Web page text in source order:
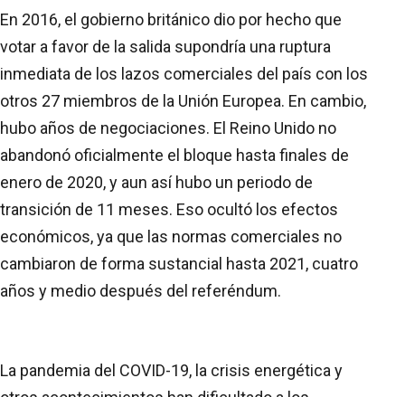
En 2016, el gobierno británico dio por hecho que
votar a favor de la salida supondría una ruptura
inmediata de los lazos comerciales del país con los
otros 27 miembros de la Unión Europea. En cambio,
hubo años de negociaciones. El Reino Unido no
abandonó oficialmente el bloque hasta finales de
enero de 2020, y aun así hubo un periodo de
transición de 11 meses. Eso ocultó los efectos
económicos, ya que las normas comerciales no
cambiaron de forma sustancial hasta 2021, cuatro
años y medio después del referéndum.
La pandemia del COVID-19, la crisis energética y